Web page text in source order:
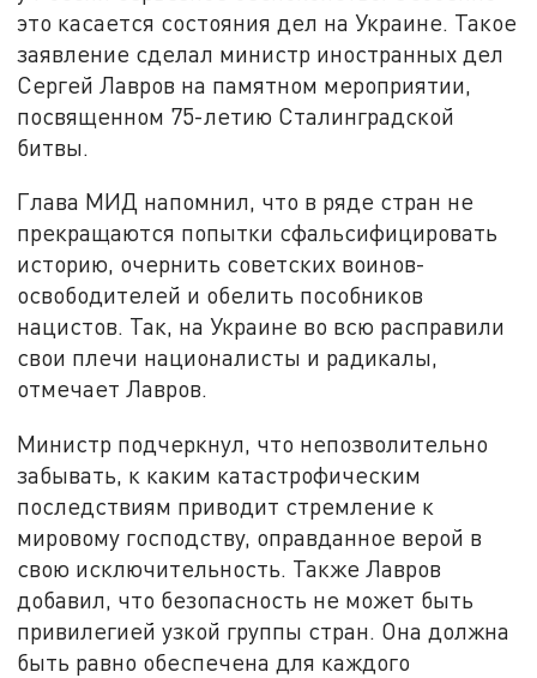
это касается состояния дел на Украине. Такое
заявление сделал министр иностранных дел
Сергей Лавров на памятном мероприятии,
посвященном 75-летию Сталинградской
битвы.
Глава МИД напомнил, что в ряде стран не
прекращаются попытки сфальсифицировать
историю, очернить советских воинов-
освободителей и обелить пособников
нацистов. Так, на Украине во всю расправили
свои плечи националисты и радикалы,
отмечает Лавров.
Министр подчеркнул, что непозволительно
забывать, к каким катастрофическим
последствиям приводит стремление к
мировому господству, оправданное верой в
свою исключительность. Также Лавров
добавил, что безопасность не может быть
привилегией узкой группы стран. Она должна
быть равно обеспечена для каждого